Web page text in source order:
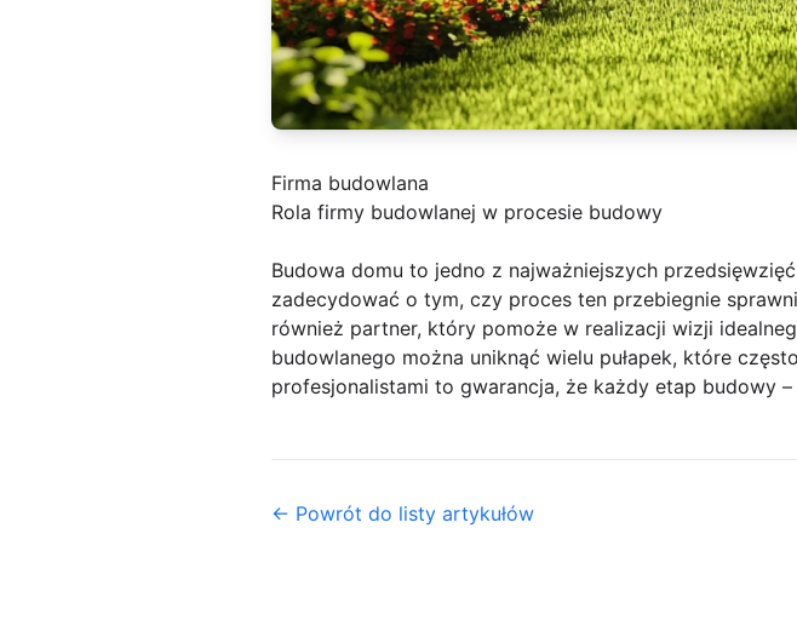
Firma budowlana
Rola firmy budowlanej w procesie budowy
Budowa domu to jedno z najważniejszych
zadecydować o tym, czy proces ten przebiegnie
również partner, który pomoże w realizacji wizji
budowlanego można uniknąć wielu pułapek, które
profesjonalistami to gwarancja, że każdy etap budowy
← Powrót do listy artykułów